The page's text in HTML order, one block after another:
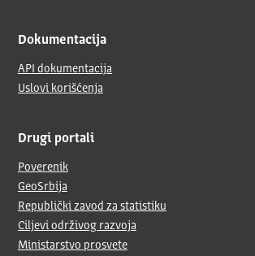
Dokumentacija
API dokumentacija
Uslovi korišćenja
Drugi portali
Poverenik
GeoSrbija
Republički zavod za statistiku
Ciljevi održivog razvoja
Ministarstvo prosvete